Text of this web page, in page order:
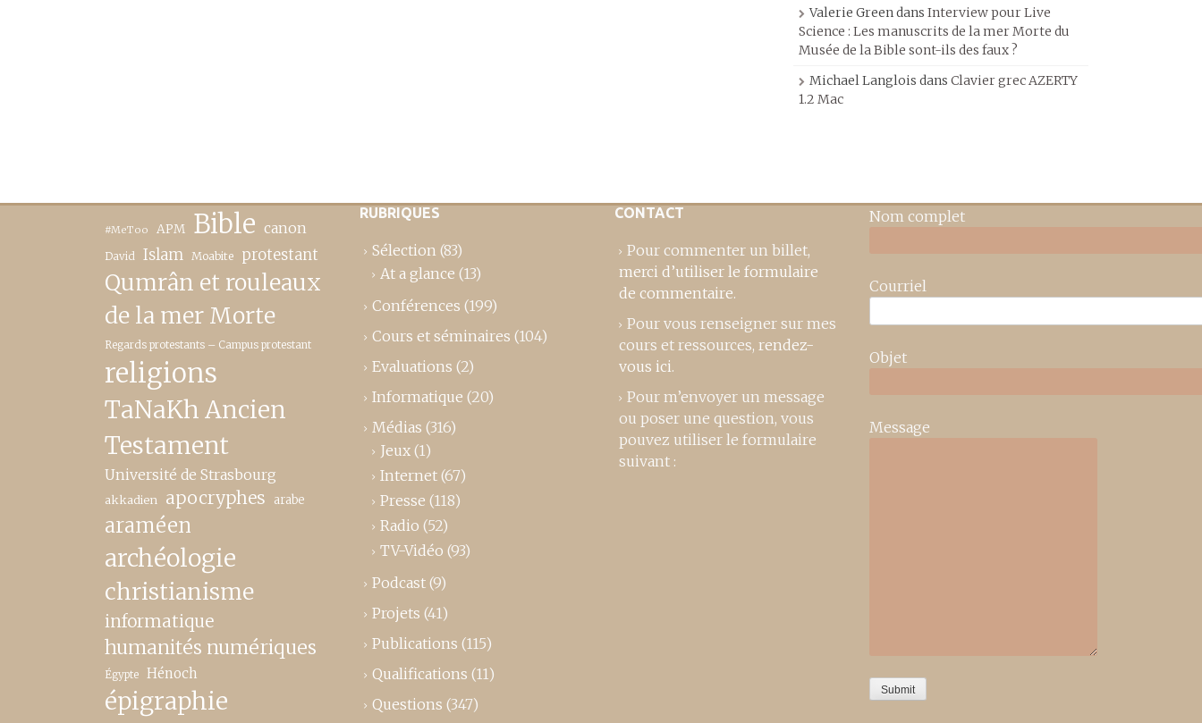
Valerie Greendans Interview pour Live
Science : Les manuscrits de la mer Morte du
Musée de la Bible sont-ils des faux ?
Michael Langlois dans Clavier grec AZERTY
1.2 Mac
#MeToo APM Bible canon
David Islam Moabite protestant
Qumrân et rouleaux
de la mer Morte
Regards protestants – Campus protestant
religions
TaNaKh Ancien
Testament
Université de Strasbourg
akkadien apocryphes arabe
araméen
archéologie
christianisme
informatique
humanités numériques
Égypte Hénoch
épigraphie
RUBRIQUES
Sélection (83)
At a glance (13)
Conférences (199)
Cours et séminaires (104)
Evaluations (2)
Informatique (20)
Médias (316)
Jeux (1)
Internet (67)
Presse (118)
Radio (52)
TV-Vidéo (93)
Podcast (9)
Projets (41)
Publications (115)
Qualifications (11)
Questions (347)
CONTACT
Pour commenter un billet,
merci d’utiliser le formulaire
de commentaire.
Pour vous renseigner sur mes
cours et ressources, rendez-
vous ici.
Pour m’envoyer un message
ou poser une question, vous
pouvez utiliser le formulaire
suivant :
Nom complet
Courriel
Objet
Message